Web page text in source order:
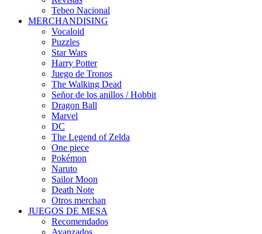
Tebeo Nacional
MERCHANDISING
Vocaloid
Puzzles
Star Wars
Harry Potter
Juego de Tronos
The Walking Dead
Señor de los anillos / Hobbit
Dragon Ball
Marvel
DC
The Legend of Zelda
One piece
Pokémon
Naruto
Sailor Moon
Death Note
Otros merchan
JUEGOS DE MESA
Recomendados
Avanzados